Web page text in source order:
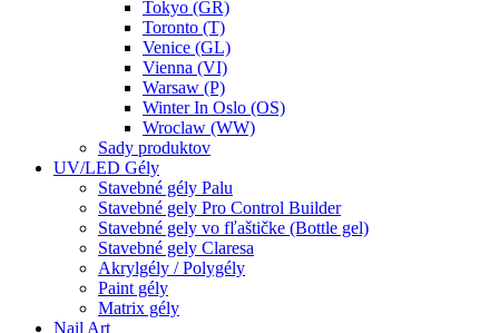
Tokyo (GR)
Toronto (T)
Venice (GL)
Vienna (VI)
Warsaw (P)
Winter In Oslo (OS)
Wroclaw (WW)
Sady produktov
UV/LED Gély
Stavebné gély Palu
Stavebné gely Pro Control Builder
Stavebné gely vo fľaštičke (Bottle gel)
Stavebné gely Claresa
Akrylgély / Polygély
Paint gély
Matrix gély
Nail Art